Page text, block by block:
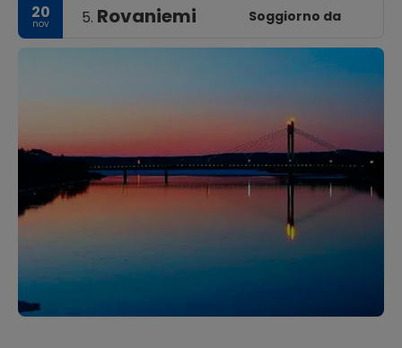
20
nov 5. Rovaniemi Soggiorno da